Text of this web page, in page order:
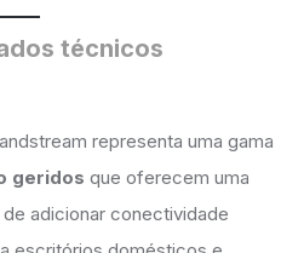
técnicos
representa uma gama
geridos que oferecem uma
adicionar conectividade